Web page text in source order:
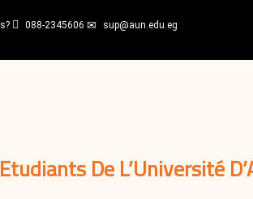
088-2345606 sup@aun.edu.eg
Etudiants De L’Université